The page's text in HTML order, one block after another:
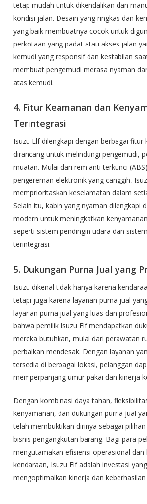
tetap mudah untuk dikendalikan dan
kondisi jalan. Desain yang ringkas dan
yang baik membuatnya cocok untuk
perkotaan yang padat atau akses jalan
kemudi yang responsif dan kestabilan
membuat pengemudi merasa nyaman
atas kemudi.
4. Fitur Keamanan dan
Terintegrasi
Isuzu Elf dilengkapi dengan berbagai fitur
dirancang untuk melindungi pengemudi,
muatan. Mulai dari rem anti terkunci
pengereman elektronik yang canggih,
memprioritaskan keselamatan dalam
Selain itu, kabin yang nyaman dilengkapi
modern untuk meningkatkan
seperti sistem pendingin udara dan
terintegrasi.
5. Dukungan Purna Jual yang
Isuzu dikenal tidak hanya karena
tetapi juga karena layanan purna jual
layanan purna jual yang luas dan
bahwa pemilik Isuzu Elf mendapatkan
mereka butuhkan, mulai dari perawatan
perbaikan mendesak. Dengan layanan
tersedia di berbagai lokasi, pelanggan
memperpanjang umur pakai dan kinerja
Dengan kombinasi daya tahan,
kenyamanan, dan dukungan purna jual
telah membuktikan dirinya sebagai
bisnis pengangkutan barang. Bagi para
mengutamakan efisiensi operasional dan
kendaraan, Isuzu Elf adalah investasi
mengoptimalkan kinerja dan